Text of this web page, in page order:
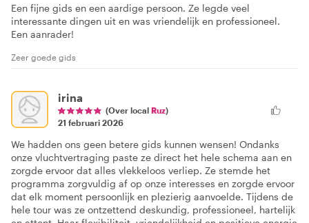
Een fijne gids en een aardige persoon. Ze legde veel
interessante dingen uit en was vriendelijk en professioneel.
Een aanrader!
Zeer goede gids
irina
(Over local Ruz)
21 februari 2026
We hadden ons geen betere gids kunnen wensen! Ondanks
onze vluchtvertraging paste ze direct het hele schema aan en
zorgde ervoor dat alles vlekkeloos verliep. Ze stemde het
programma zorgvuldig af op onze interesses en zorgde ervoor
dat elk moment persoonlijk en plezierig aanvoelde. Tijdens de
hele tour was ze ontzettend deskundig, professioneel, hartelijk